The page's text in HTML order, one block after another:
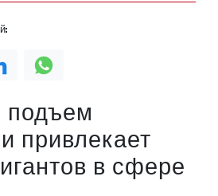
привлекает
в сфере